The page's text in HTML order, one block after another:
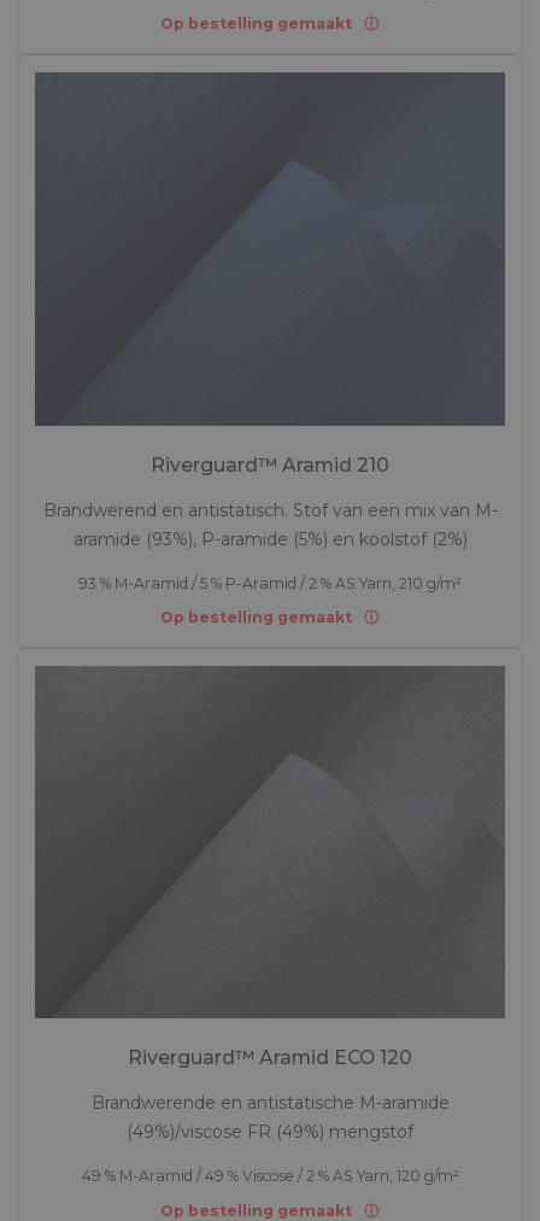
Op bestelling gemaakt
Riverguard™ Aramid 210
Brandwerend en antistatisch. Stof van een mix van M-
aramide (93%), P-aramide (5%) en koolstof (2%)
93 % M-Aramid / 5 % P-Aramid / 2 % AS Yarn, 210 g/m²
Op bestelling gemaakt
Riverguard™ Aramid ECO 120
Brandwerende en antistatische M-aramide
(49%)/viscose FR (49%) mengstof
49 % M-Aramid / 49 % Viscose / 2 % AS Yarn, 120 g/m²
Op bestelling gemaakt